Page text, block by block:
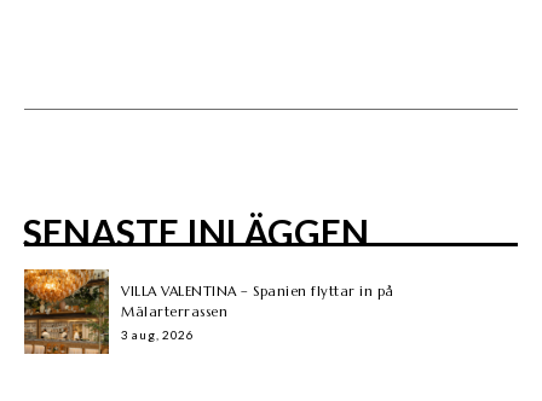
SENASTE INLÄGGEN
VILLA VALENTINA – Spanien flyttar in på
Mälarterrassen
3 aug, 2026